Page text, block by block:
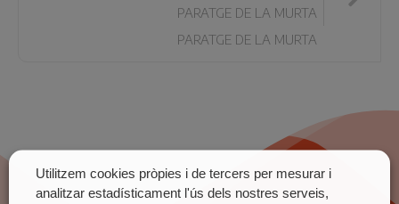
PARATGE DE LA MURTA
PARATGE DE LA MURTA
Utilitzem cookies pròpies i de tercers per mesurar i
analitzar estadísticament l'ús dels nostres serveis,